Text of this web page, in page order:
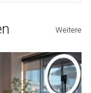
Weitere